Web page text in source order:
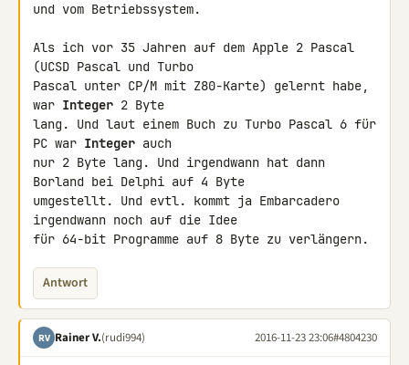
und vom Betriebssystem.
Als ich vor 35 Jahren auf dem Apple 2 Pascal
(UCSD Pascal und Turbo
Pascal unter CP/M mit Z80-Karte) gelernt habe,
war Integer 2 Byte
lang. Und laut einem Buch zu Turbo Pascal 6 für
PC war Integer auch
nur 2 Byte lang. Und irgendwann hat dann
Borland bei Delphi auf 4 Byte
umgestellt. Und evtl. kommt ja Embarcadero
irgendwann noch auf die Idee
für 64-bit Programme auf 8 Byte zu verlängern.
Antwort
RV Rainer V.(rudi994) 2016-11-23 23:06#4804230